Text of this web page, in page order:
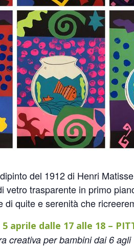
del 1912 di Henri
vetro trasparente in primo
di quite e serenità che
aprile dalle 17 alle 18 –
creativa per bambini dai 6 agli